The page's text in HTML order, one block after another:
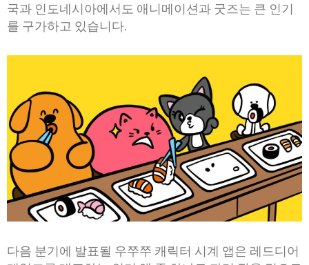
국과 인도네시아에서도 애니메이션과 굿즈는 큰 인기
를 구가하고 있습니다.
다음 분기에 발표될 우쭈쭈 캐릭터 시계 앱은 레드디어